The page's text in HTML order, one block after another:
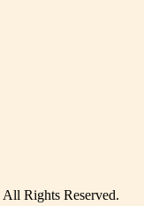
All Rights Reserved.